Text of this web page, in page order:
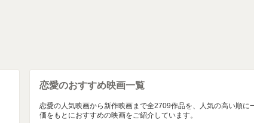
恋愛のおすすめ映画一覧
恋愛の人気映画から新作映画まで全2709作品を、人気の高い順
価をもとにおすすめの映画をご紹介しています。